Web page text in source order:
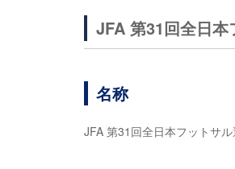
JFA 第31回全日
名称
JFA 第31回全日本フットサ